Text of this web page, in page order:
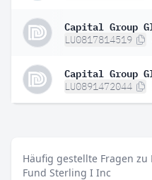
LU0817814519
LU0891472044
Häufig gestellte Fragen zu
Fund Sterling I Inc